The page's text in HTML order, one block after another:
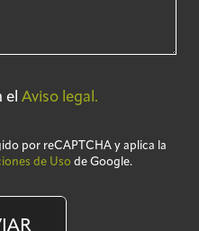
el Aviso legal.
por reCAPTCHA y aplica la
de Uso de Google.